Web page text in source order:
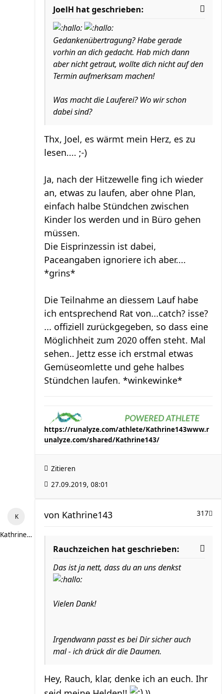
JoelH hat geschrieben:
Gedankenübertragung? Habe gerade
vorhin an dich gedacht. Hab mich dann
aber nicht getraut, wollte dich nicht auf den
Termin aufmerksam machen!
Was macht die Lauferei? Wo wir schon
dabei sind?
Thx, Joel, es wärmt mein Herz, es zu
lesen.... ;-)
Ja, nach der Hitzewelle fing ich wieder
an, etwas zu laufen, aber ohne Plan,
einfach halbe Stündchen zwischen
Kinder los werden und in Büro gehen
müssen.
Die Eisprinzessin ist dabei,
Paceangaben ignoriere ich aber....
*grins*
Die Teilnahme an diessem Lauf habe
ich entsprechend Rat von...catch? isse?
... offiziell zurückgegeben, so dass eine
Möglichheit zum 2020 offen steht. Mal
sehen.. Jettz esse ich erstmal etwas
Gemüseomlette und gehe halbes
Stündchen laufen. *winkewinke*
https://runalyze.com/athlete/Kathrine143www.r
unalyze.com/shared/Kathrine143/
Zitieren
27.09.2019, 08:01
Kathrine143
317
von Kathrine143
Rauchzeichen hat geschrieben:
Das ist ja nett, dass du an uns denkst
Vielen Dank!
Irgendwann passt es bei Dir sicher auch
mal - ich drück dir die Daumen.
Hey, Rauch, klar, denke ich an euch. Ihr